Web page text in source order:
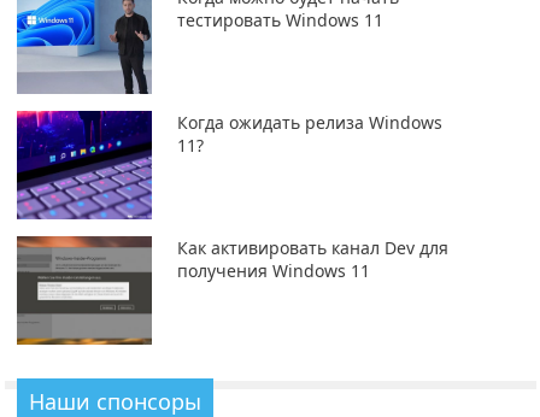
тестировать Windows 11
Когда ожидать релиза Windows
11?
Как активировать канал Dev для
получения Windows 11
Наши спонсоры